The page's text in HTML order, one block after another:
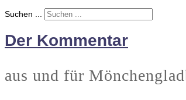
Suchen ...
Der Kommentar
aus und für